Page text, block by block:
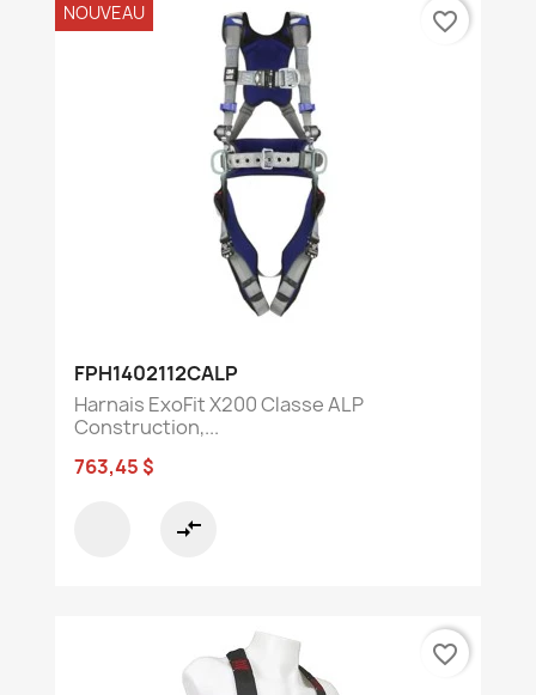
FPH1402112CALP
Harnais ExoFit X200 Classe ALP
Construction,...
763,45 $
compare_arrows
NOUVEAU favorite_border
favorite_border